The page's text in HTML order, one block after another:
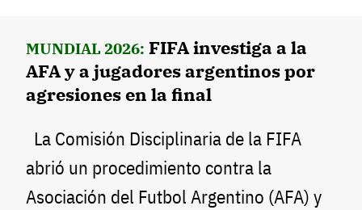
MUNDIAL 2026: FIFA investiga a la
AFA y a jugadores argentinos por
agresiones en la final
La Comisión Disciplinaria de la FIFA
abrió un procedimiento contra la
Asociación del Futbol Argentino (AFA) y